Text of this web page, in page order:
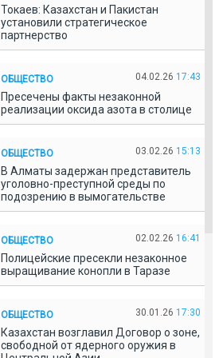
Токаев: Казахстан и Пакистан
установили стратегическое
партнерство
ОБЩЕСТВО 04.02.26 17:43
Пресечены факты незаконной
реализации оксида азота в столице
ОБЩЕСТВО 03.02.26 15:13
В Алматы задержан представитель
уголовно-преступной среды по
подозрению в вымогательстве
ОБЩЕСТВО 02.02.26 16:41
Полицейские пресекли незаконное
выращивание конопли в Таразе
ОБЩЕСТВО 30.01.26 17:30
Казахстан возглавил Договор о зоне,
свободной от ядерного оружия в